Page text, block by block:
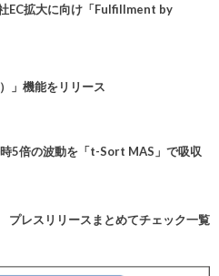
EC拡大に向け「Fulfillment by
」機能をリリース
5倍の波動を「t-Sort MAS」で吸収
プレスリリースまとめてチェック一覧